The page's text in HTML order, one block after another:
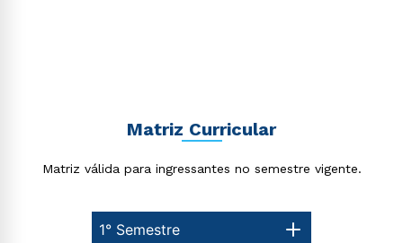
Matriz Curricular
Matriz válida para ingressantes no semestre vigente.
1° Semestre